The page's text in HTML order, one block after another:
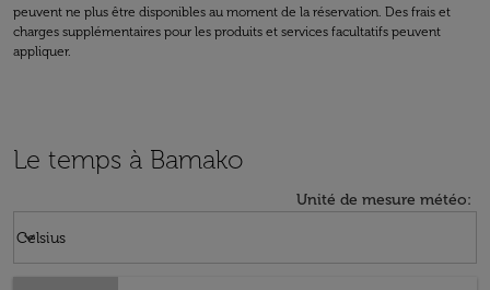
peuvent ne plus être disponibles au moment de la réservation. Des frais et
charges supplémentaires pour les produits et services facultatifs peuvent
appliquer.
Le temps à Bamako
Unité de mesure météo:
Celsius
keyboard_arrow_down